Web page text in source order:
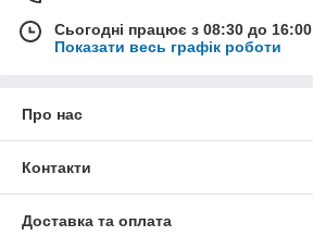
Сьогодні працює з 08:30 до 16:00
Показати весь графік роботи
Про нас
Контакти
Доставка та оплата